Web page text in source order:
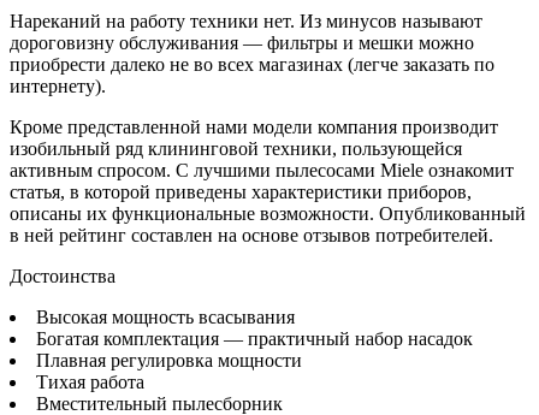
Нареканий на работу техники нет. Из минусов называют
дороговизну обслуживания — фильтры и мешки можно
приобрести далеко не во всех магазинах (легче заказать по
интернету).
Кроме представленной нами модели компания производит
изобильный ряд клининговой техники, пользующейся
активным спросом. С лучшими пылесосами Miele ознакомит
статья, в которой приведены характеристики приборов,
описаны их функциональные возможности. Опубликованный
в ней рейтинг составлен на основе отзывов потребителей.
Достоинства
Высокая мощность всасывания
Богатая комплектация — практичный набор насадок
Плавная регулировка мощности
Тихая работа
Вместительный пылесборник